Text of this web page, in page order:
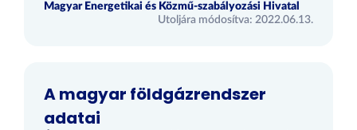
Magyar Energetikai és Közmű-szabályozási Hivatal
Utoljára módosítva: 2022.06.13.
A magyar földgázrendszer
adatai